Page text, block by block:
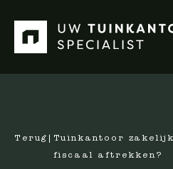
Terug
Tuinkantoor
fiscaal aftrekken?